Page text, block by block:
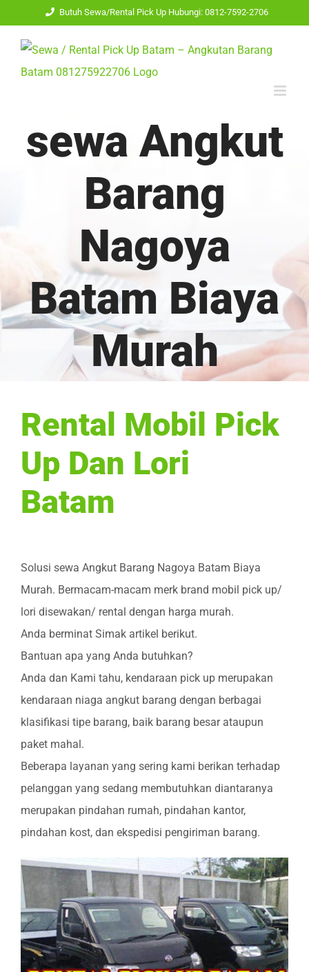
content
Butuh Sewa/Rental Pick Up Hubungi: 0812-7592-2706
sewa Angkut
Barang
Nagoya
Batam Biaya
Murah
Rental Mobil Pick
Up Dan Lori
Batam
Solusi sewa Angkut Barang Nagoya Batam Biaya
Murah. Bermacam-macam merk brand mobil pick up/
lori disewakan/ rental dengan harga murah.
Anda berminat Simak artikel berikut.
Bantuan apa yang Anda butuhkan?
Anda dan Kami tahu, kendaraan pick up merupakan
kendaraan niaga angkut barang dengan berbagai
klasifikasi tipe barang, baik barang besar ataupun
paket mahal.
Beberapa layanan yang sering kami berikan terhadap
pelanggan yang sedang membutuhkan diantaranya
merupakan pindahan rumah, pindahan kantor,
pindahan kost, dan ekspedisi pengiriman barang.